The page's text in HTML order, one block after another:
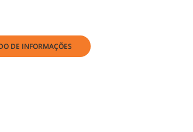
DE INFORMAÇÕES